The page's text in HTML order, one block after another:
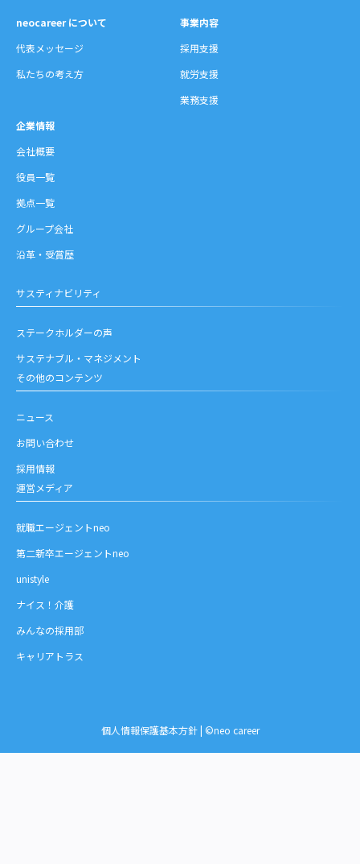
neocareer について
代表メッセージ
私たちの考え方
事業内容
採用支援
就労支援
業務支援
企業情報
会社概要
役員一覧
拠点一覧
グループ会社
沿革・受賞歴
サスティナビリティ
ステークホルダーの声
サステナブル・マネジメント
その他のコンテンツ
ニュース
お問い合わせ
採用情報
運営メディア
就職エージェントneo
第二新卒エージェントneo
unistyle
ナイス！介護
みんなの採用部
キャリアトラス
個人情報保護基本方針| ©neo career